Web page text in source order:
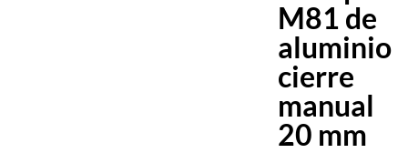
M81 de
aluminio
cierre
manual
20 mm